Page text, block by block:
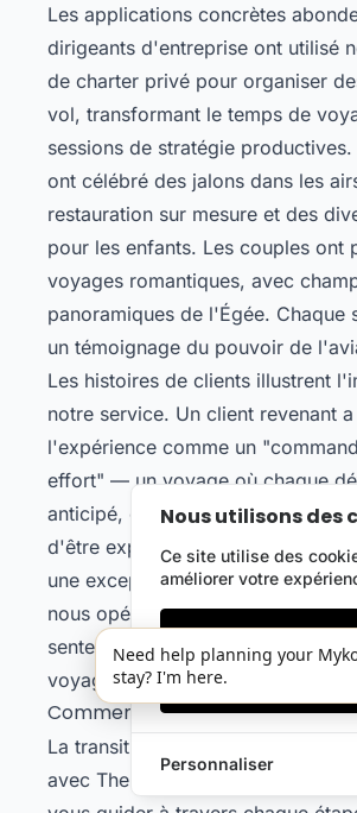
Les applications concrètes
dirigeants d'entreprise ont utilisé
de charter privé pour organiser
vol, transformant le temps de
sessions de stratégie
ont célébré des jalons dans les
restauration sur mesure et des
pour les enfants. Les couples ont
voyages romantiques, avec
panoramiques de l'Égée. Chaque
un témoignage du pouvoir de
Les histoires de clients illustrent
notre service. Un client revenant
l'expérience comme un
effort" — un voyage où chaque
anticipé, chaque demande
d'être exprimée. Ce niveau de
une exception ; c'est la norme
nous opérons, garantissant que
sente comme le souverain de son
voyage.
Commencez votre voyage vers
La transition de l'inspiration à
avec The ACE VIP. Notre équipe
Nous utilisons des
Ce site utilise des
améliorer votre
Cookies
Personnaliser
Need help planning your
stay? I'm here.